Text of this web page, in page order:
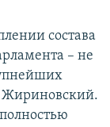
состава
– не
Жириновский.